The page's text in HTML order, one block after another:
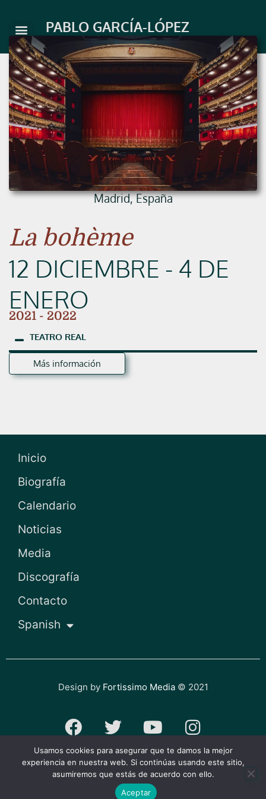
contenido PABLO GARCÍA-LÓPEZ
Madrid, España
La bohème
12 DICIEMBRE - 4 DE
ENERO
2021 - 2022
TEATRO REAL
Más información
Inicio
Biografía
Calendario
Noticias
Media
Discografía
Contacto
Spanish
Design by Fortissimo Media© 2021
F
a
c
e
T
w
i
t
Y
o
u
t
I
n
s
t
Política de privacidad y cookies
Usamos cookies para asegurar que te damos la mejor
experiencia en nuestra web. Si continúas usando este sitio,
asumiremos que estás de acuerdo con ello.
Aceptar